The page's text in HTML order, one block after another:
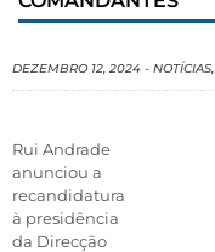
DEZEMBRO 12, 2024 - NOTÍCIAS,
Rui Andrade
anunciou a
recandidatura
à presidência
da Direcção